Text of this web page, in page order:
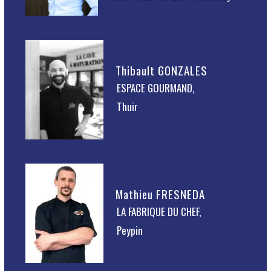
Thibault GONZALES
ESPACE GOURMAND,
Thuir
Mathieu FRESNEDA
LA FABRIQUE DU CHEF,
Peypin